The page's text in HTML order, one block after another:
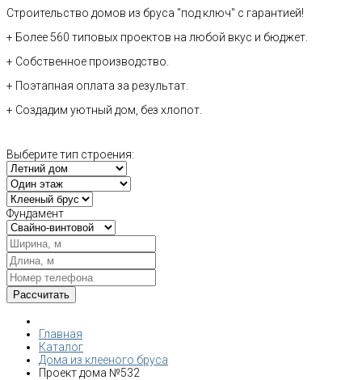
Строительство домов из бруса "под ключ" с гарантией!
+ Более 560 типовых проектов на любой вкус и бюджет.
+ Собственное производство.
+ Поэтапная оплата за результат.
+ Создадим уютный дом, без хлопот.
Выберите тип строения:
Фундамент
Главная
Каталог
Дома из клееного бруса
Проект дома №532